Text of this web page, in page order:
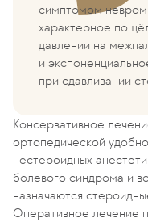
симптомом
характерное
давлении на
и
при сдавливании
Консервативное
ортопедической
нестероидных
болевого синдрома и
назначаются
Оперативное лечение